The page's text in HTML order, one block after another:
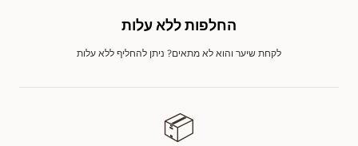
החלפות ללא עלות
לקחת שיער והוא לא מתאים? ניתן להחליף ללא עלות
📦